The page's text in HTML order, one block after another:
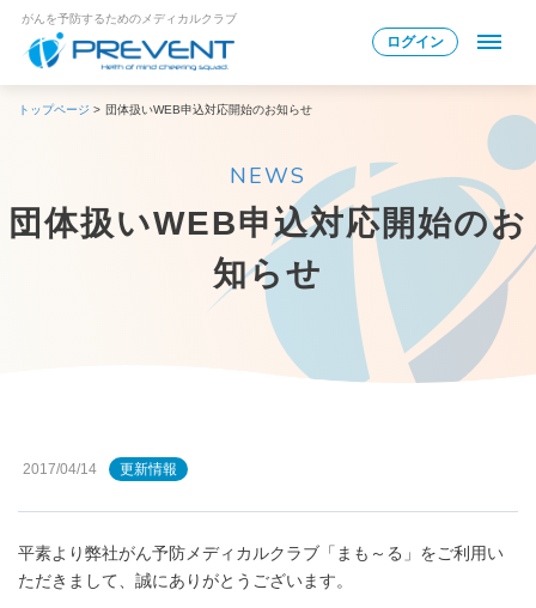
がんを予防するためのメディカルクラブ
ログイン
トップページ > 団体扱いWEB申込対応開始のお知らせ
NEWS
団体扱いWEB申込対応開始のお
知らせ
2017/04/14 更新情報
平素より弊社がん予防メディカルクラブ「まも～る」をご利用い
ただきまして、誠にありがとうございます。